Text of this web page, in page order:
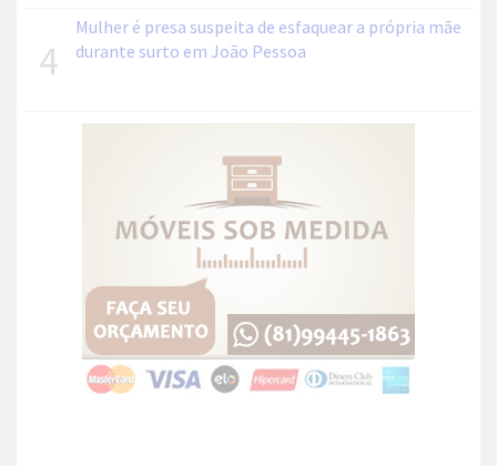
4
Mulher é presa suspeita de esfaquear a própria mãe
durante surto em João Pessoa